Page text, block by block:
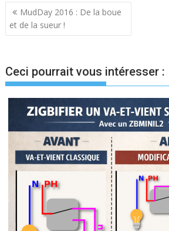
Navigation
de
MudDay 2016 : De la boue
et de la sueur !
Ceci pourrait vous intéresser :